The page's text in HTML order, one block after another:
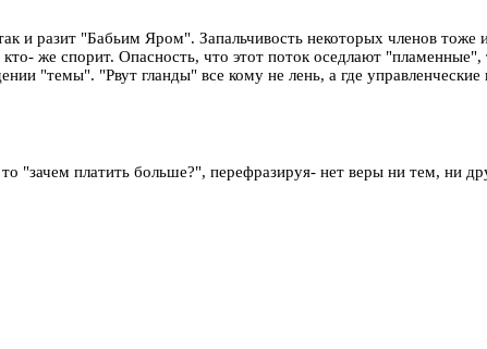
и разит "Бабьим Яром". Запальчивость некоторых членов тоже
же спорит. Опасность, что этот поток оседлают "пламенные",
"темы". "Рвут гланды" все кому не лень, а где управленческие
"зачем платить больше?", перефразируя- нет веры ни тем, ни